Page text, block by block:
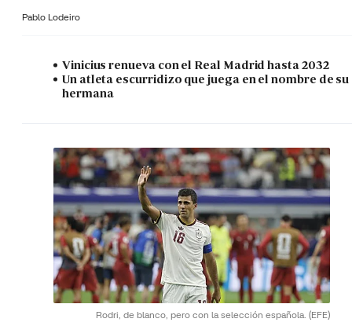
Pablo Lodeiro
Vinicius renueva con el Real Madrid hasta 2032
Un atleta escurridizo que juega en el nombre de su
hermana
Rodri, de blanco, pero con la selección española. (EFE)